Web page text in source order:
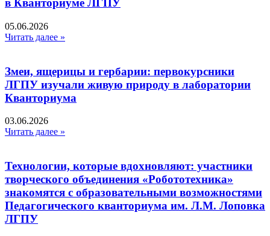
в Кванториуме ЛГПУ​
05.06.2026
Читать далее »
Змеи, ящерицы и гербарии: первокурсники
ЛГПУ изучали живую природу в лаборатории
Кванториума
03.06.2026
Читать далее »
Технологии, которые вдохновляют: участники
творческого объединения «Робототехника»
знакомятся с образовательными возможностями
Педагогического кванториума им. Л.М. Лоповка
ЛГПУ